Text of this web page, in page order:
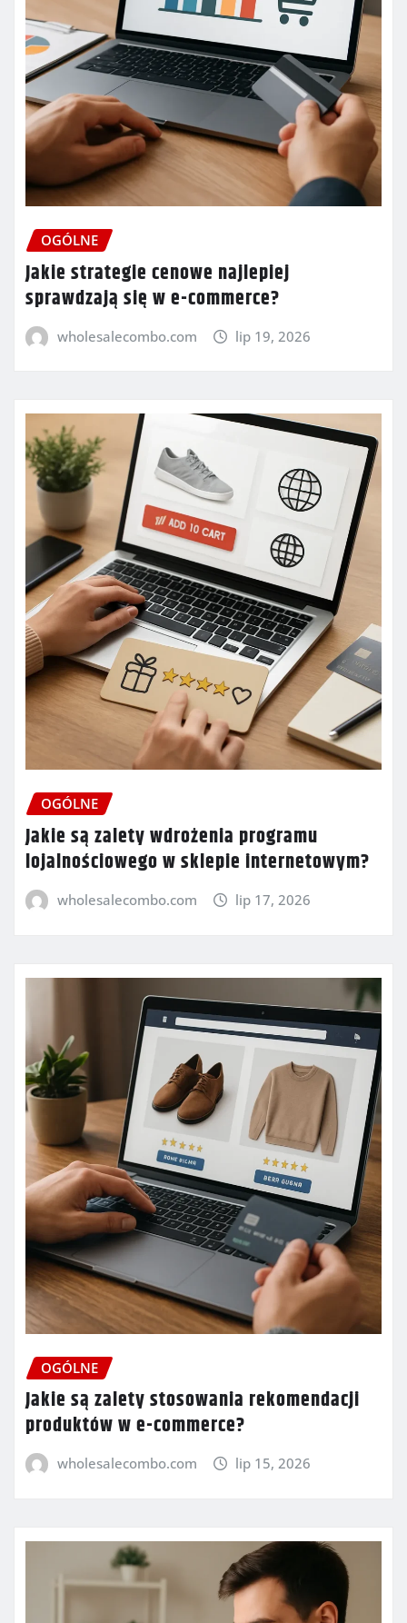
OGÓLNE
Jakie strategie cenowe najlepiej
sprawdzają się w e-commerce?
wholesalecombo.com lip 19, 2026
OGÓLNE
Jakie są zalety wdrożenia programu
lojalnościowego w sklepie internetowym?
wholesalecombo.com lip 17, 2026
OGÓLNE
Jakie są zalety stosowania rekomendacji
produktów w e-commerce?
wholesalecombo.com lip 15, 2026